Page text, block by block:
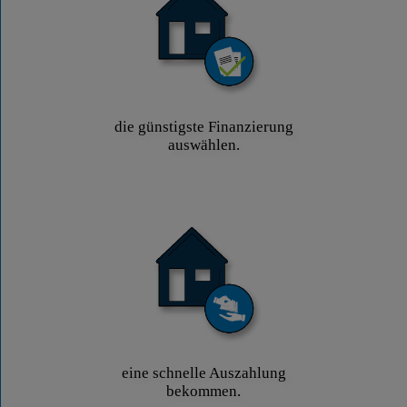
die günstigste Finanzierung
auswählen.
eine schnelle Auszahlung
bekommen.